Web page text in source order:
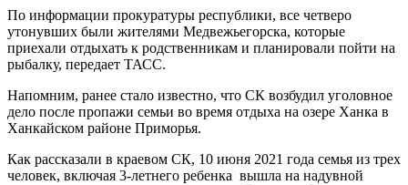
По информации прокуратуры республики, все четверо
утонувших были жителями Медвежьегорска, которые
приехали отдыхать к родственникам и планировали пойти на
рыбалку, передает ТАСС.
Напомним, ранее стало известно, что СК возбудил уголовное
дело после пропажи семьи во время отдыха на озере Ханка в
Ханкайском районе Приморья.
Как рассказали в краевом СК, 10 июня 2021 года семья из трех
человек, включая 3-летнего ребенка вышла на надувной